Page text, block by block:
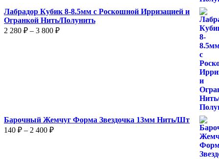
Лабрадор Кубик 8-8.5мм с Роскошной Ирризацией и
Огранкой Нить/Полунить
2 280 ₽ – 3 800 ₽Диапазон
Барочный Жемчуг Форма Звездочка 13мм Нить/Шт
140 ₽ – 2 400 ₽Диапазон